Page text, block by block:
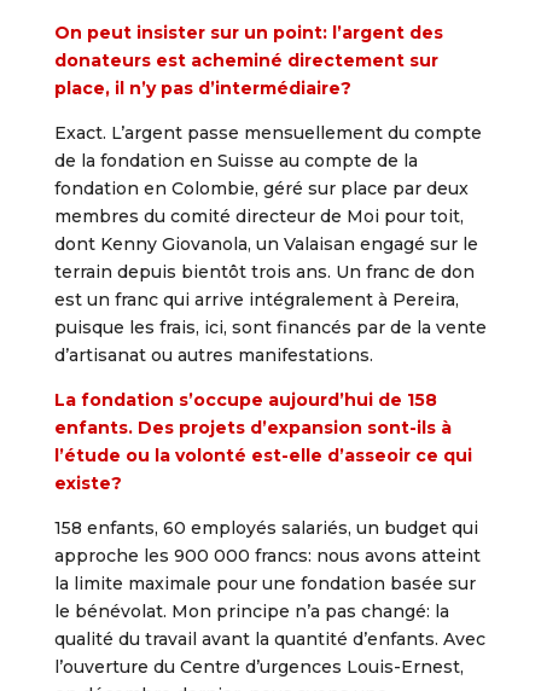
On peut insister sur un point: l’argent des
donateurs est acheminé directement sur
place, il n’y pas d’intermédiaire?
Exact. L’argent passe mensuellement du compte
de la fondation en Suisse au compte de la
fondation en Colombie, géré sur place par deux
membres du comité directeur de Moi pour toit,
dont Kenny Giovanola, un Valaisan engagé sur le
terrain depuis bientôt trois ans. Un franc de don
est un franc qui arrive intégralement à Pereira,
puisque les frais, ici, sont financés par de la vente
d’artisanat ou autres manifestations.
La fondation s’occupe aujourd’hui de 158
enfants. Des projets d’expansion sont-ils à
l’étude ou la volonté est-elle d’asseoir ce qui
existe?
158 enfants, 60 employés salariés, un budget qui
approche les 900 000 francs: nous avons atteint
la limite maximale pour une fondation basée sur
le bénévolat. Mon principe n’a pas changé: la
qualité du travail avant la quantité d’enfants. Avec
l’ouverture du Centre d’urgences Louis-Ernest,